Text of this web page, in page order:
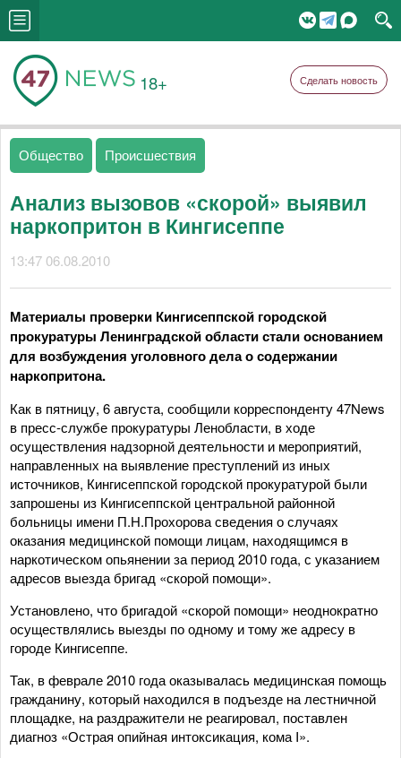
18+ Сделать новость
Общество Происшествия
Анализ вызовов «скорой» выявил
наркопритон в Кингисеппе
13:47 06.08.2010
Материалы проверки Кингисеппской городской
прокуратуры Ленинградской области стали основанием
для возбуждения уголовного дела о содержании
наркопритона.
Как в пятницу, 6 августа, сообщили корреспонденту 47News
в пресс-службе прокуратуры Ленобласти, в ходе
осуществления надзорной деятельности и мероприятий,
направленных на выявление преступлений из иных
источников, Кингисеппской городской прокуратурой были
запрошены из Кингисеппской центральной районной
больницы имени П.Н.Прохорова сведения о случаях
оказания медицинской помощи лицам, находящимся в
наркотическом опьянении за период 2010 года, с указанием
адресов выезда бригад «скорой помощи».
Установлено, что бригадой «скорой помощи» неоднократно
осуществлялись выезды по одному и тому же адресу в
городе Кингисеппе.
Так, в феврале 2010 года оказывалась медицинская помощь
гражданину, который находился в подъезде на лестничной
площадке, на раздражители не реагировал, поставлен
диагноз «Острая опийная интоксикация, кома I».